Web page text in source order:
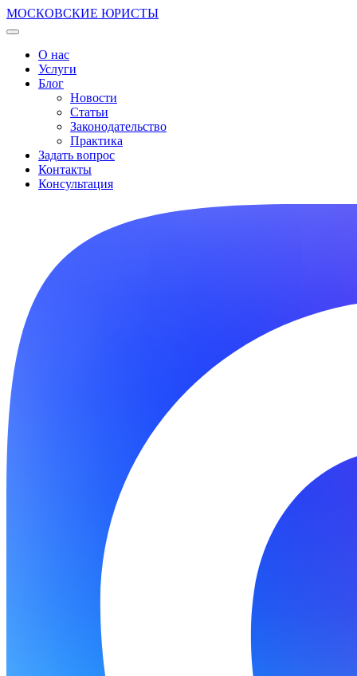
МОСКОВСКИЕ ЮРИСТЫ
О нас
Услуги
Блог
Новости
Статьи
Законодательство
Практика
Задать вопрос
Контакты
Консультация